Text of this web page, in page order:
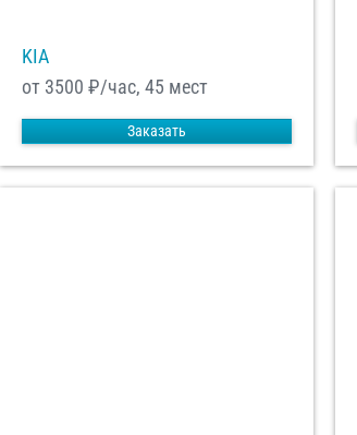
KIA
от 3500 ₽/час, 45 мест
Заказать